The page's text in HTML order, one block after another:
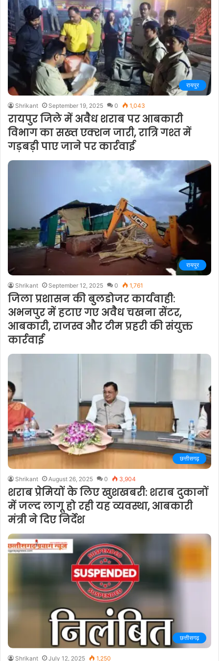
रायपुर
Shrikant September 19, 2025 0 1,043
रायपुर जिले में अवैध शराब पर आबकारी
विभाग का सख्त एक्शन जारी, रात्रि गश्त में
गड़बड़ी पाए जाने पर कार्रवाई
रायपुर
Shrikant September 12, 2025 0 1,761
जिला प्रशासन की बुलडोजर कार्यवाही:
अभनपुर में हटाए गए अवैध चखना सेंटर,
आबकारी, राजस्व और टीम प्रहरी की संयुक्त
कार्रवाई
छत्तीसगढ़
Shrikant August 26, 2025 0 3,904
शराब प्रेमियों के लिए खुशखबरी: शराब दुकानों
में जल्द लागू हो रही यह व्यवस्था, आबकारी
मंत्री ने दिए निर्देश
छत्तीसगढ़
Shrikant July 12, 2025 1,250